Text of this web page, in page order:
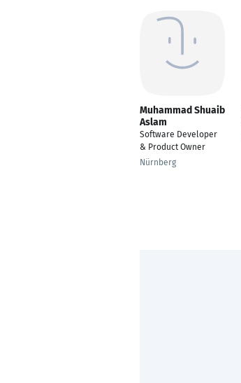
Muhammad Shuaib
Aslam
Software Developer
& Product Owner
Nürnberg